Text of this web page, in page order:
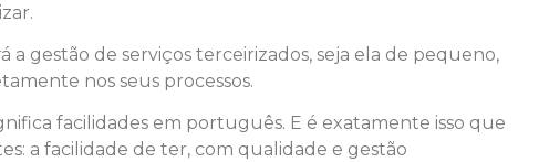
a gestão de serviços terceirizados, seja ela de pequeno,
nos seus processos.
facilidades em português. E é exatamente isso que
a facilidade de ter, com qualidade e gestão